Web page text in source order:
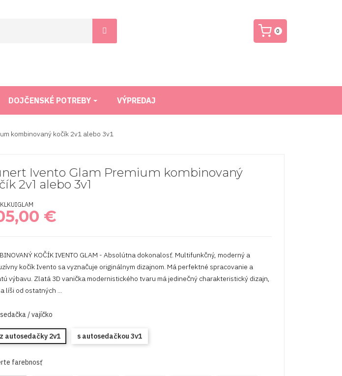
0
DOJČENSKÉ POTREBY VÝPREDAJ
kombinovaný kočík 2v1 alebo 3v1
Ivento Glam Premium kombinovaný
2v1 alebo 3v1
€
KOČÍK IVENTO GLAM - Absolútna dokonalosť. Multifunkčný, moderný a
kočík Ivento sa vyznačuje originálnym dizajnom. Má perfektné spracovanie a
výbavu. Zlatá 3D vanička modernistického tvaru má jedinečný charakteristický dizajn,
líši od ostatných ...
/ vajíčko
autosedačky 2v1 s autosedačkou 3v1
farebnosť